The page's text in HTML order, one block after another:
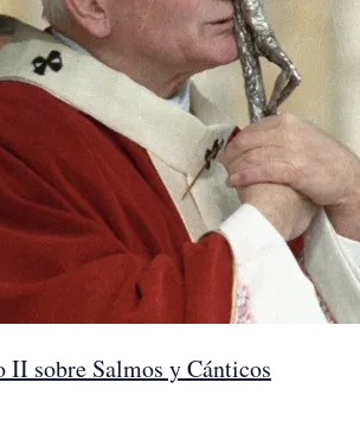
II sobre Salmos y Cánticos